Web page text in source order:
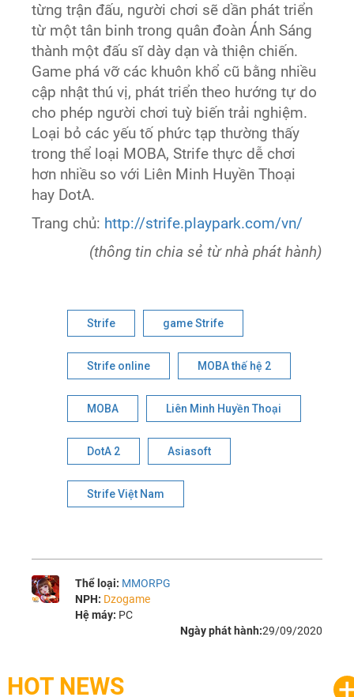
từng trận đấu, người chơi sẽ dần phát triển
từ một tân binh trong quân đoàn Ánh Sáng
thành một đấu sĩ dày dạn và thiện chiến.
Game phá vỡ các khuôn khổ cũ bằng nhiều
cập nhật thú vị, phát triển theo hướng tự do
cho phép người chơi tuỳ biến trải nghiệm.
Loại bỏ các yếu tố phức tạp thường thấy
trong thể loại MOBA, Strife thực dễ chơi
hơn nhiều so với Liên Minh Huyền Thoại
hay DotA.
Trang chủ: http://strife.playpark.com/vn/
(thông tin chia sẻ từ nhà phát hành)
Strife game Strife
Strife online MOBA thế hệ 2
MOBA Liên Minh Huyền Thoại
DotA 2 Asiasoft
Strife Việt Nam
Thể loại: MMORPG
NPH: Dzogame
Hệ máy: PC
Ngày phát hành:29/09/2020
HOT NEWS